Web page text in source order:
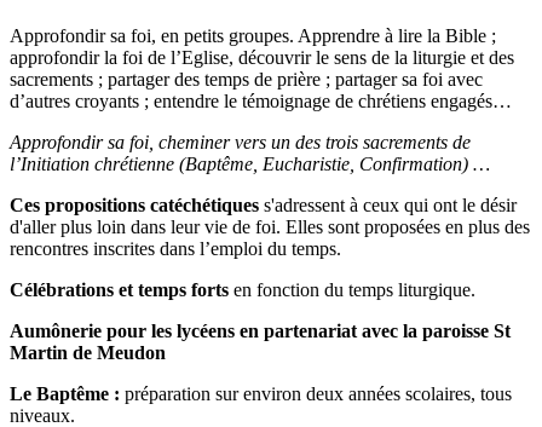
Approfondir sa foi, en petits groupes. Apprendre à lire la Bible ;
approfondir la foi de l’Eglise, découvrir le sens de la liturgie et des
sacrements ; partager des temps de prière ; partager sa foi avec
d’autres croyants ; entendre le témoignage de chrétiens engagés…
Approfondir sa foi, cheminer vers un des trois sacrements de
l’Initiation chrétienne (Baptême, Eucharistie, Confirmation) …
Ces propositions catéchétiques s'adressent à ceux qui ont le désir
d'aller plus loin dans leur vie de foi. Elles sont proposées en plus des
rencontres inscrites dans l’emploi du temps.
Célébrations et temps forts en fonction du temps liturgique.
Aumônerie pour les lycéens en partenariat avec la paroisse St
Martin de Meudon
Le Baptême : préparation sur environ deux années scolaires, tous
niveaux.